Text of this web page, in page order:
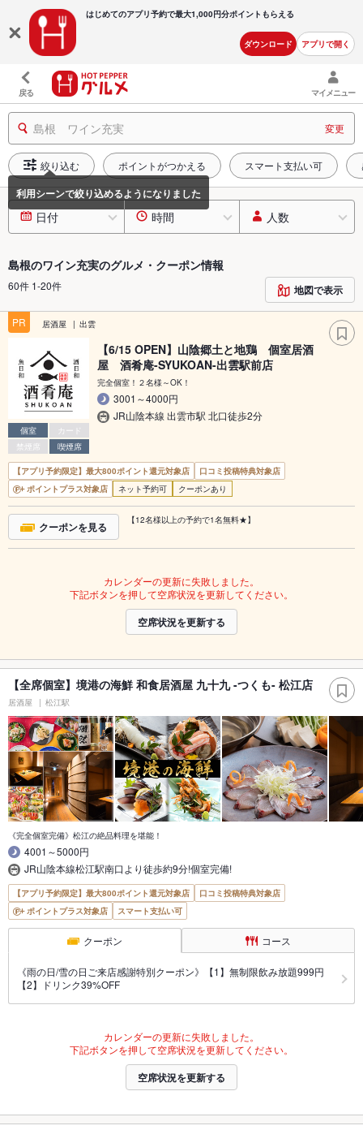
はじめてのアプリ予約で最大1,000円分ポイントもらえる
ダウンロード アプリで開く
戻る マイメニュー
島根 ワイン充実 変更
絞り込む ポイントがつかえる スマート支払い可
日付 時間 人数
島根のワイン充実のグルメ・クーポン情報
60件 1-20件 地図で表示
PR 居酒屋 出雲
個室
カード
禁煙席
喫煙席
【6/15 OPEN】山陰郷土と地鶏 個室居酒
屋 酒肴庵-SYUKOAN-出雲駅前店
完全個室！２名様～OK！
3001～4000円
JR山陰本線 出雲市駅 北口徒歩2分
【アプリ予約限定】最大800ポイント還元対象店
口コミ投稿特典対象店
ポイントプラス対象店
ネット予約可 クーポンあり
クーポンを見る 【12名様以上の予約で1名無料★】
カレンダーの更新に失敗しました。
下記ボタンを押して空席状況を更新してください。
空席状況を更新する
【全席個室】境港の海鮮 和食居酒屋 九十九 -つくも- 松江店
居酒屋 松江駅
《完全個室完備》松江の絶品料理を堪能！
4001～5000円
JR山陰本線松江駅南口より徒歩約9分!個室完備!
【アプリ予約限定】最大800ポイント還元対象店
口コミ投稿特典対象店
ポイントプラス対象店
スマート支払い可
クーポン コース
《雨の日/雪の日ご来店感謝特別クーポン》【1】無制限飲み放題999円
【2】ドリンク39%OFF
カレンダーの更新に失敗しました。
下記ボタンを押して空席状況を更新してください。
空席状況を更新する